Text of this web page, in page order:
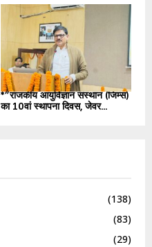
*”राजकीय आयुर्विज्ञान संस्थान (जिम्स)
का 10वां स्थापना दिवस, जेवर...
(138)
(83)
(29)